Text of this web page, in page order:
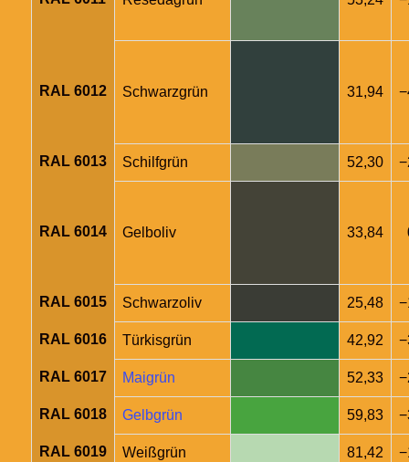
RAL 6012 Schwarzgrün 31,94
RAL 6013 Schilfgrün 52,30
RAL 6014 Gelboliv 33,84
RAL 6015 Schwarzoliv 25,48
RAL 6016 Türkisgrün 42,92
RAL 6017 Maigrün 52,33
RAL 6018 Gelbgrün 59,83
RAL 6019 Weißgrün 81,42